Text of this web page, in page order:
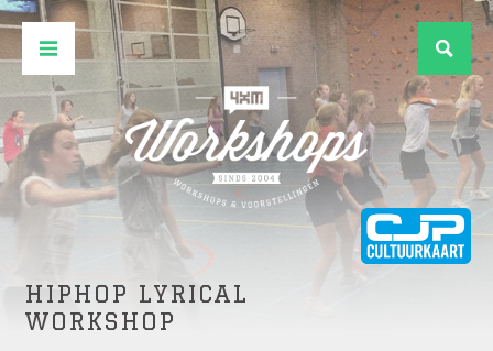
HIPHOP LYRICAL
WORKSHOP